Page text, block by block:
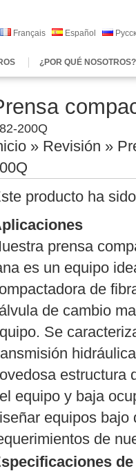
Français Español
¿POR QUÉ NOSOTROS?
200Q
» Revisión »
producto ha
prensa
es un equipo
de
de cambio
Se
estructura
equipo y baja
equipos bajo
de
de